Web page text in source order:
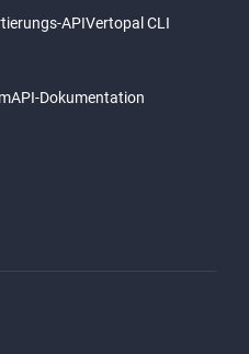
APIVertopal CLI
API-Dokumentation